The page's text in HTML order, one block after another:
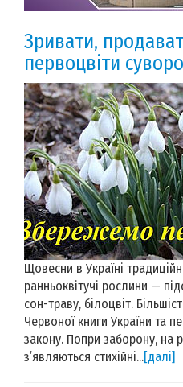
Зривати,
первоцвіти
Щовесни в Україні
ранньоквітучі рослини —
сон-траву, білоцвіт.
Червоної книги України та
закону. Попри заборону, на
з’являються стихійні...[далі]